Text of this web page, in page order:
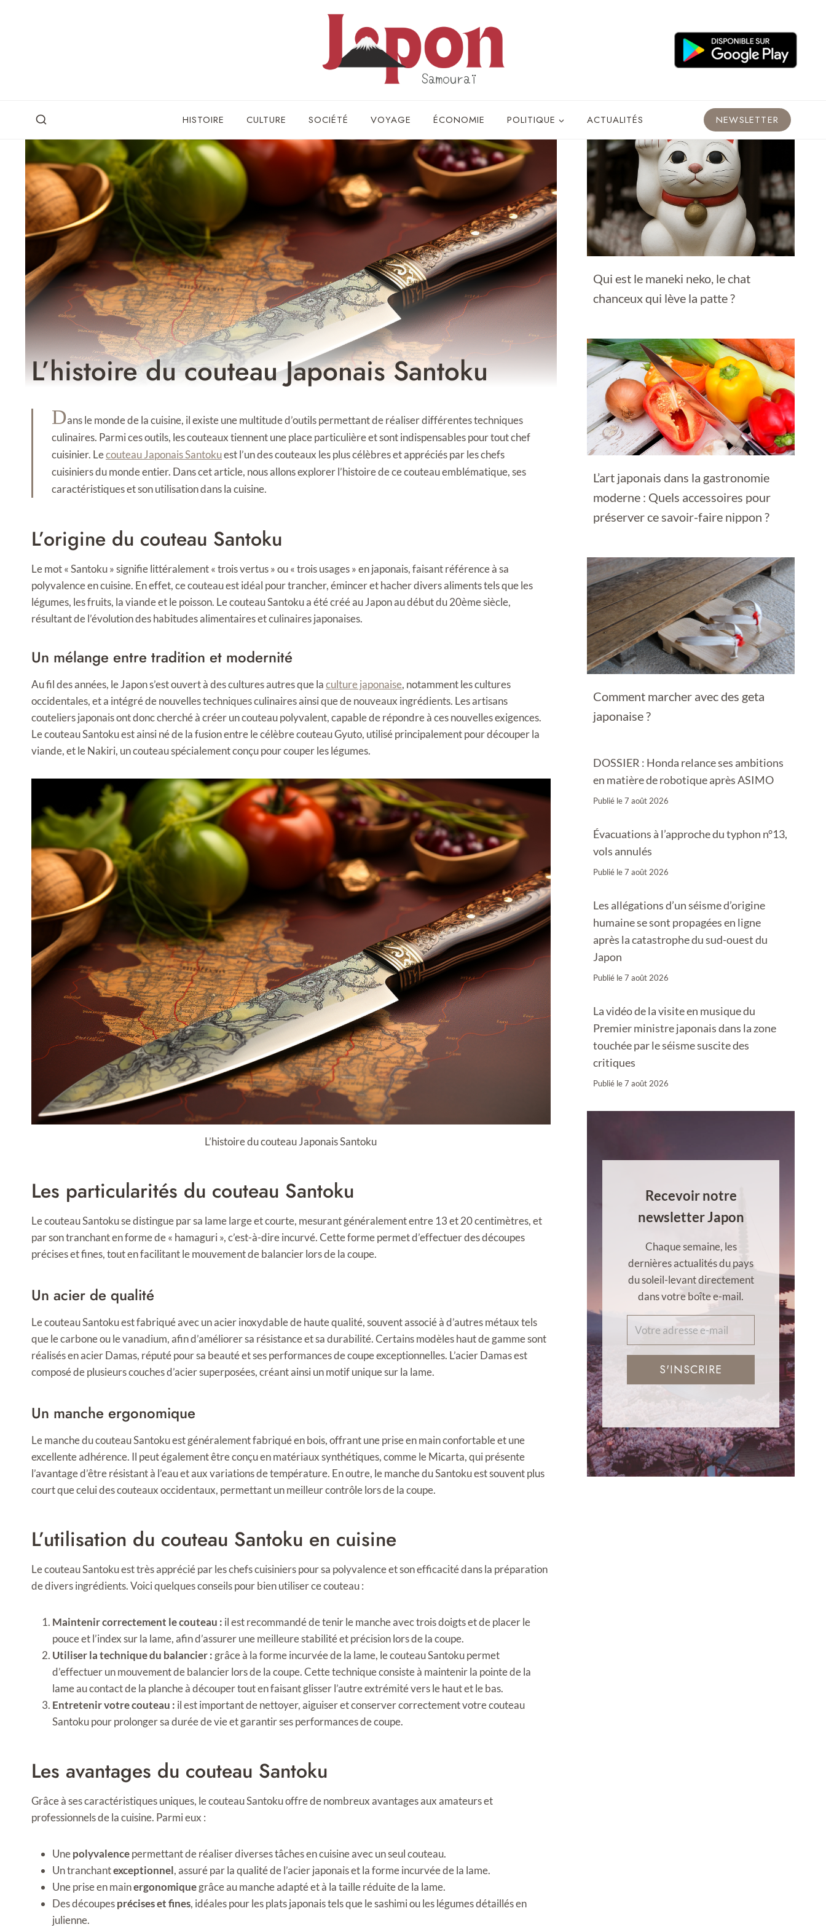
HISTOIRE CULTURE SOCIÉTÉ VOYAGE ÉCONOMIE POLITIQUE ACTUALITÉS NEWSLETTER
L’histoire du couteau Japonais Santoku
Dans le monde de la cuisine, il existe une multitude d’outils permettant de réaliser différentes techniques
culinaires. Parmi ces outils, les couteaux tiennent une place particulière et sont indispensables pour tout chef
cuisinier. Lecouteau Japonais Santokuest l’un des couteaux les plus célèbres et appréciés par les chefs
cuisiniers du monde entier. Dans cet article, nous allons explorer l’histoire de ce couteau emblématique, ses
caractéristiques et son utilisation dans la cuisine.
L’origine du couteau Santoku
Le mot « Santoku » signifie littéralement « trois vertus » ou « trois usages » en japonais, faisant référence à sa
polyvalence en cuisine. En effet, ce couteau est idéal pour trancher, émincer et hacher divers aliments tels que les
légumes, les fruits, la viande et le poisson. Le couteau Santoku a été créé au Japon au début du 20ème siècle,
résultant de l’évolution des habitudes alimentaires et culinaires japonaises.
Un mélange entre tradition et modernité
Au fil des années, le Japon s’est ouvert à des cultures autres que laculture japonaise, notamment les cultures
occidentales, et a intégré de nouvelles techniques culinaires ainsi que de nouveaux ingrédients. Les artisans
couteliers japonais ont donc cherché à créer un couteau polyvalent, capable de répondre à ces nouvelles exigences.
Le couteau Santoku est ainsi né de la fusion entre le célèbre couteau Gyuto, utilisé principalement pour découper la
viande, et le Nakiri, un couteau spécialement conçu pour couper les légumes.
L’histoire du couteau Japonais Santoku
Les particularités du couteau Santoku
Le couteau Santoku se distingue par sa lame large et courte, mesurant généralement entre 13 et 20 centimètres, et
par son tranchant en forme de « hamaguri », c’est-à-dire incurvé. Cette forme permet d’effectuer des découpes
précises et fines, tout en facilitant le mouvement de balancier lors de la coupe.
Un acier de qualité
Le couteau Santoku est fabriqué avec un acier inoxydable de haute qualité, souvent associé à d’autres métaux tels
que le carbone ou le vanadium, afin d’améliorer sa résistance et sa durabilité. Certains modèles haut de gamme sont
réalisés en acier Damas, réputé pour sa beauté et ses performances de coupe exceptionnelles. L’acier Damas est
composé de plusieurs couches d’acier superposées, créant ainsi un motif unique sur la lame.
Un manche ergonomique
Le manche du couteau Santoku est généralement fabriqué en bois, offrant une prise en main confortable et une
excellente adhérence. Il peut également être conçu en matériaux synthétiques, comme le Micarta, qui présente
l’avantage d’être résistant à l’eau et aux variations de température. En outre, le manche du Santoku est souvent plus
court que celui des couteaux occidentaux, permettant un meilleur contrôle lors de la coupe.
L’utilisation du couteau Santoku en cuisine
Le couteau Santoku est très apprécié par les chefs cuisiniers pour sa polyvalence et son efficacité dans la préparation
de divers ingrédients. Voici quelques conseils pour bien utiliser ce couteau :
Maintenir correctement le couteau : il est recommandé de tenir le manche avec trois doigts et de placer le
pouce et l’index sur la lame, afin d’assurer une meilleure stabilité et précision lors de la coupe.
Utiliser la technique du balancier : grâce à la forme incurvée de la lame, le couteau Santoku permet
d’effectuer un mouvement de balancier lors de la coupe. Cette technique consiste à maintenir la pointe de la
lame au contact de la planche à découper tout en faisant glisser l’autre extrémité vers le haut et le bas.
Entretenir votre couteau : il est important de nettoyer, aiguiser et conserver correctement votre couteau
Santoku pour prolonger sa durée de vie et garantir ses performances de coupe.
Les avantages du couteau Santoku
Grâce à ses caractéristiques uniques, le couteau Santoku offre de nombreux avantages aux amateurs et
professionnels de la cuisine. Parmi eux :
Unepolyvalencepermettant de réaliser diverses tâches en cuisine avec un seul couteau.
Un tranchantexceptionnel, assuré par la qualité de l’acier japonais et la forme incurvée de la lame.
Une prise en mainergonomiquegrâce au manche adapté et à la taille réduite de la lame.
Des découpesprécises et fines, idéales pour les plats japonais tels que le sashimi ou les légumes détaillés en
julienne.
Qui est le maneki neko, le chat
chanceux qui lève la patte ?
L’art japonais dans la gastronomie
moderne : Quels accessoires pour
préserver ce savoir-faire nippon ?
Comment marcher avec des geta
japonaise ?
DOSSIER : Honda relance ses ambitions
en matière de robotique après ASIMO
Publié le7 août 2026
Évacuations à l’approche du typhon n°13,
vols annulés
Publié le7 août 2026
Les allégations d’un séisme d’origine
humaine se sont propagées en ligne
après la catastrophe du sud-ouest du
Japon
Publié le7 août 2026
La vidéo de la visite en musique du
Premier ministre japonais dans la zone
touchée par le séisme suscite des
critiques
Publié le7 août 2026
Recevoir notre
newsletter Japon
Chaque semaine, les
dernières actualités du pays
du soleil-levant directement
dans votre boîte e-mail.
S'INSCRIRE